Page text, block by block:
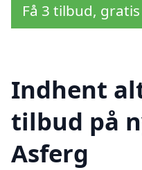
Få 3 tilbud,
Indhent
tilbud på
Asferg